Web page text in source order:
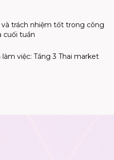
và trách nhiệm tốt trong công
cuối tuần
việc: Tầng 3 Thai market